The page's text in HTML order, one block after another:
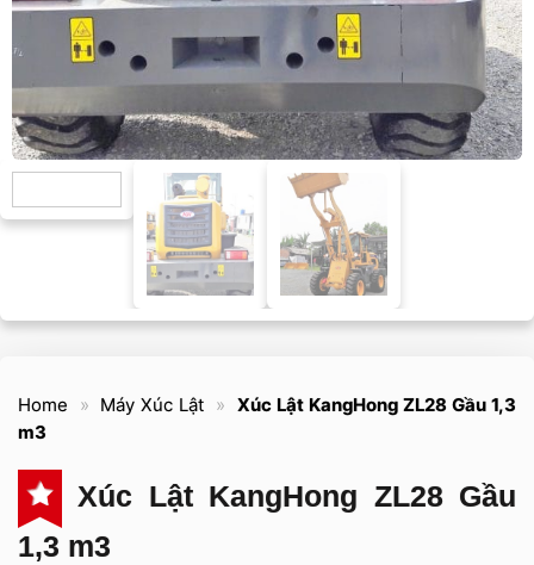
Home » Máy Xúc Lật »
Xúc Lật KangHong ZL28 Gầu 1,3
m3
Xúc Lật KangHong ZL28 Gầu
1,3 m3